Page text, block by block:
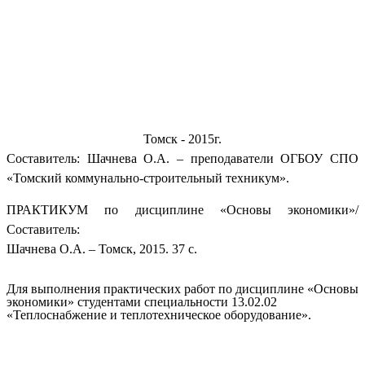
Томск - 2015г.
Составитель: Шачнева О.А. – преподаватели ОГБОУ СПО
«Томский коммунально-строительный техникум».
ПРАКТИКУМ по дисциплине «Основы экономики»/
Составитель:
Шачнева О.А. – Томск, 2015. 37 с.
Для выполнения практических работ по дисциплине «Основы
экономики» студентами специальности 13.02.02
«Теплоснабжение и теплотехническое оборудование».